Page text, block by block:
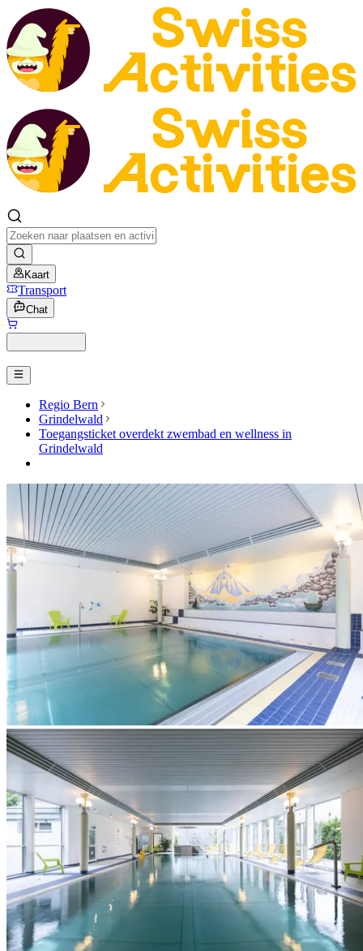
Kaart
Transport
Chat
Regio Bern
Grindelwald
Toegangsticket overdekt zwembad en wellness in
Grindelwald